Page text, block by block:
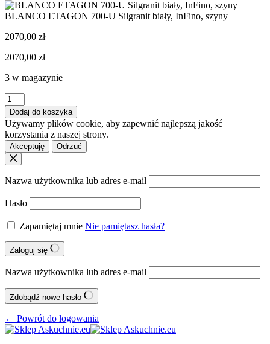
BLANCO ETAGON 700-U Silgranit biały, InFino, szyny
2070,00 zł
2070,00 zł
3 w magazynie
Dodaj do koszyka
Używamy plików cookie, aby zapewnić najlepszą jakość
korzystania z naszej strony.
Akceptuję Odrzuć
Nazwa użytkownika lub adres e-mail
Hasło
Zapamiętaj mnie Nie pamiętasz hasła?
Zaloguj się
Nazwa użytkownika lub adres e-mail
Zdobądź nowe hasło
← Powrót do logowania